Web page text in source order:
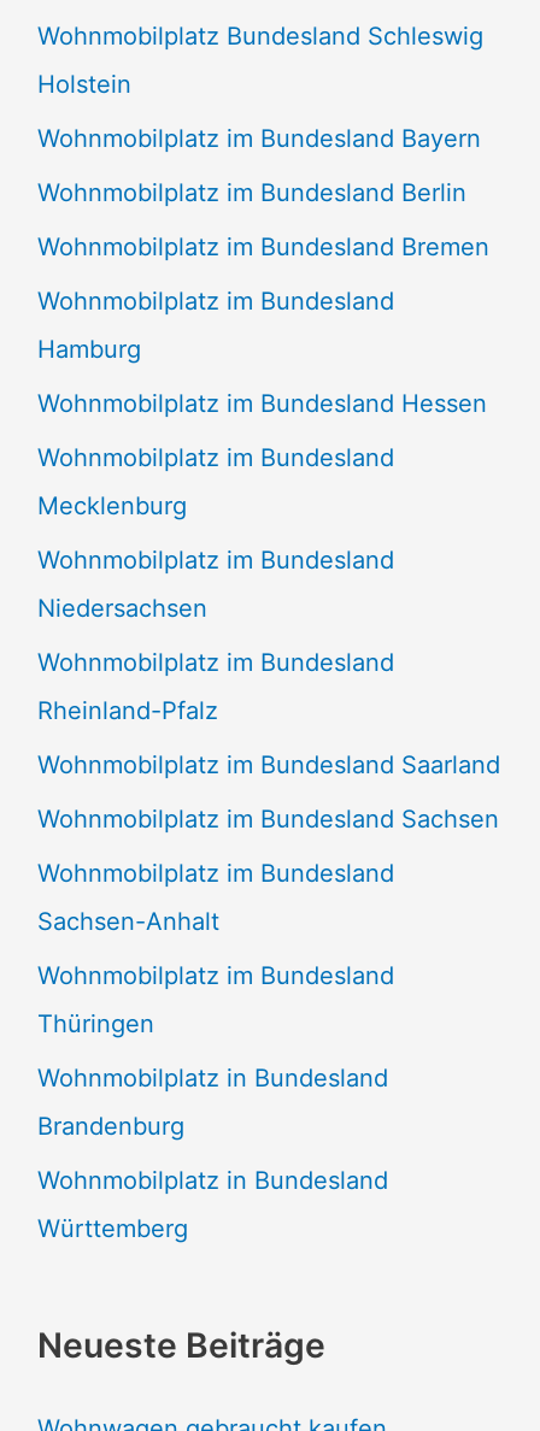
Wohnmobilplatz Bundesland Schleswig
Holstein
Wohnmobilplatz im Bundesland Bayern
Wohnmobilplatz im Bundesland Berlin
Wohnmobilplatz im Bundesland Bremen
Wohnmobilplatz im Bundesland
Hamburg
Wohnmobilplatz im Bundesland Hessen
Wohnmobilplatz im Bundesland
Mecklenburg
Wohnmobilplatz im Bundesland
Niedersachsen
Wohnmobilplatz im Bundesland
Rheinland-Pfalz
Wohnmobilplatz im Bundesland Saarland
Wohnmobilplatz im Bundesland Sachsen
Wohnmobilplatz im Bundesland
Sachsen-Anhalt
Wohnmobilplatz im Bundesland
Thüringen
Wohnmobilplatz in Bundesland
Brandenburg
Wohnmobilplatz in Bundesland
Württemberg
Neueste Beiträge